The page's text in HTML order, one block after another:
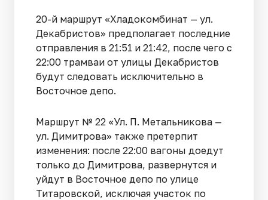
20-й маршрут «Хладокомбинат — ул.
Декабристов» предполагает последние
отправления в 21:51 и 21:42, после чего с
22:00 трамваи от улицы Декабристов
будут следовать исключительно в
Восточное депо.
Маршрут № 22 «Ул. П. Метальникова —
ул. Димитрова» также претерпит
изменения: после 22:00 вагоны доедут
только до Димитрова, развернутся и
уйдут в Восточное депо по улице
Титаровской, исключая участок по